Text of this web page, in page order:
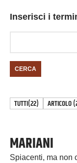
Inserisci i
CERCA
TUTTI(22) ARTICOLO(
MARIANI
Spiacenti, ma non